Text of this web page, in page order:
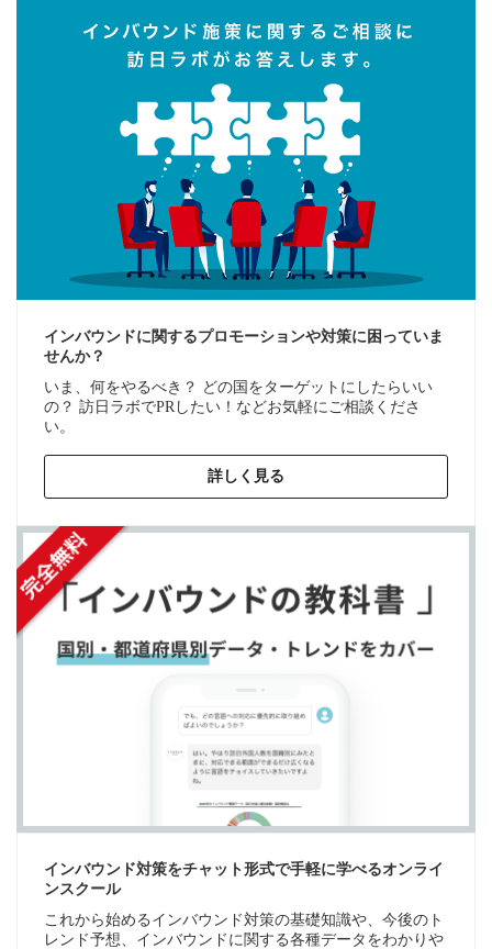
インバウンドに関するプロモーションや対策に困っていま
せんか？
いま、何をやるべき？ どの国をターゲットにしたらいい
の？ 訪日ラボでPRしたい！などお気軽にご相談くださ
い。
詳しく見る
インバウンド対策をチャット形式で手軽に学べるオンライ
ンスクール
これから始めるインバウンド対策の基礎知識や、今後のト
レンド予想、インバウンドに関する各種データをわかりや